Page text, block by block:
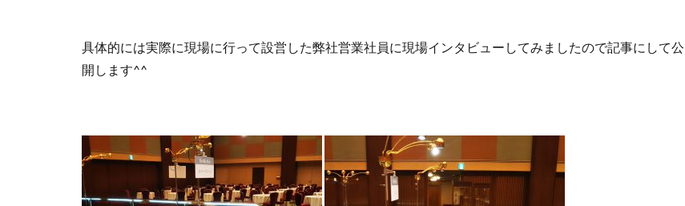
具体的には実際に現場に行って設営した弊社営業社員に現場インタビューしてみましたので記事にして公
開します^^